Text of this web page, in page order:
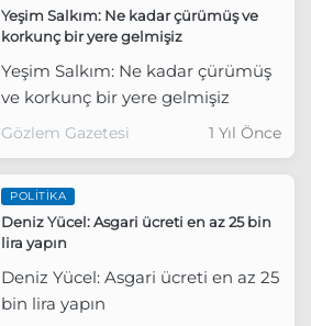
Yeşim Salkım: Ne kadar çürümüş ve
korkunç bir yere gelmişiz
Yeşim Salkım: Ne kadar çürümüş
ve korkunç bir yere gelmişiz
Gözlem Gazetesi 1 Yıl Önce
POLITIKA
Deniz Yücel: Asgari ücreti en az 25 bin
lira yapın
Deniz Yücel: Asgari ücreti en az 25
bin lira yapın